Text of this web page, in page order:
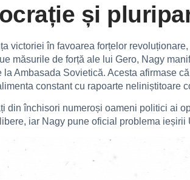
și
victoriei în favoarea forțelor
măsurile de forță ale lui Gero, Nagy
Ambasada Sovietică. Acesta afirmase
constant cu rapoarte neliniștitoare
din închisori numeroși oameni politici ai
iar Nagy pune oficial problema